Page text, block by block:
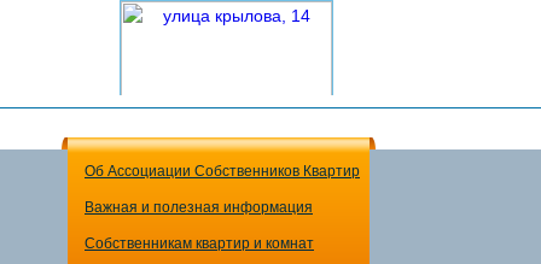
Об Ассоциации Собственников Квартир
Важная и полезная информация
Собственникам квартир и комнат